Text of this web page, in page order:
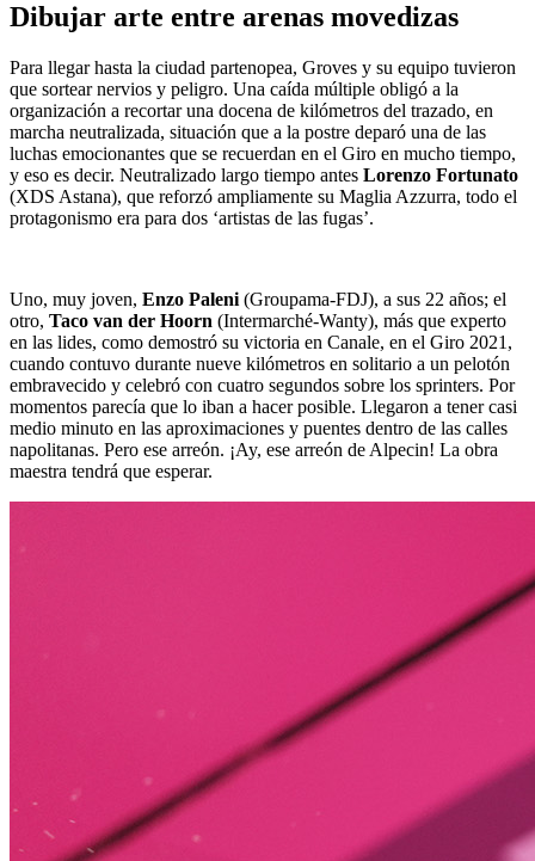
Dibujar arte entre arenas movedizas
Para llegar hasta la ciudad partenopea, Groves y su equipo tuvieron
que sortear nervios y peligro. Una caída múltiple obligó a la
organización a recortar una docena de kilómetros del trazado, en
marcha neutralizada, situación que a la postre deparó una de las
luchas emocionantes que se recuerdan en el Giro en mucho tiempo,
y eso es decir. Neutralizado largo tiempo antes Lorenzo Fortunato
(XDS Astana), que reforzó ampliamente su Maglia Azzurra, todo el
protagonismo era para dos ‘artistas de las fugas’.
Uno, muy joven, Enzo Paleni (Groupama-FDJ), a sus 22 años; el
otro, Taco van der Hoorn (Intermarché-Wanty), más que experto
en las lides, como demostró su victoria en Canale, en el Giro 2021,
cuando contuvo durante nueve kilómetros en solitario a un pelotón
embravecido y celebró con cuatro segundos sobre los sprinters. Por
momentos parecía que lo iban a hacer posible. Llegaron a tener casi
medio minuto en las aproximaciones y puentes dentro de las calles
napolitanas. Pero ese arreón. ¡Ay, ese arreón de Alpecin! La obra
maestra tendrá que esperar.